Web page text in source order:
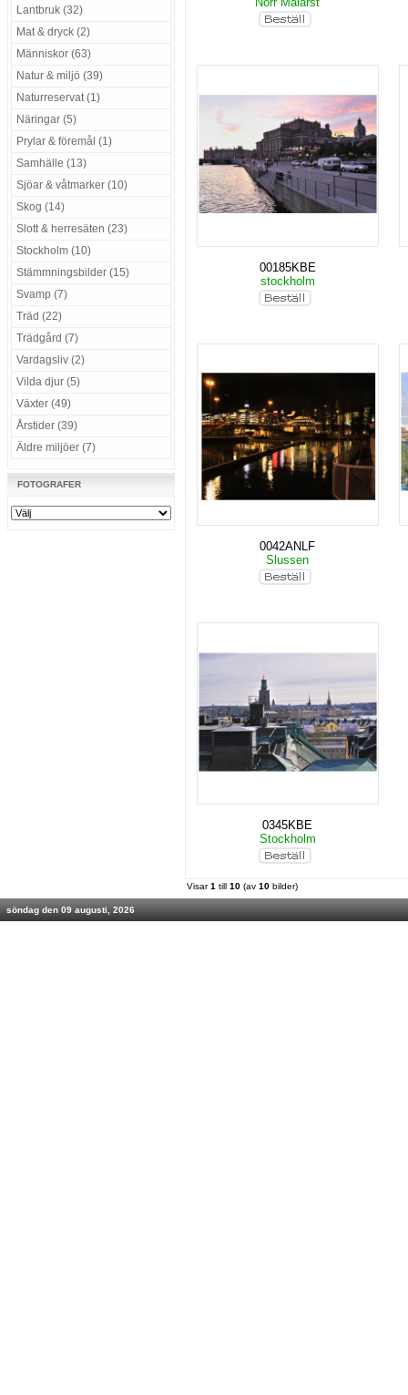
Lantbruk (32)
Mat & dryck (2)
Människor (63)
Natur & miljö (39)
Naturreservat (1)
Näringar (5)
Prylar & föremål (1)
Samhälle (13)
Sjöar & våtmarker (10)
Skog (14)
Slott & herresäten (23)
Stockholm (10)
Stämmningsbilder (15)
Svamp (7)
Träd (22)
Trädgård (7)
Vardagsliv (2)
Vilda djur (5)
Växter (49)
Årstider (39)
Äldre miljöer (7)
FOTOGRAFER
00185KBE
stockholm
0042ANLF
Slussen
0345KBE
Stockholm
Visar1 till 10 (av 10 bilder)
söndag den 09 augusti, 2026